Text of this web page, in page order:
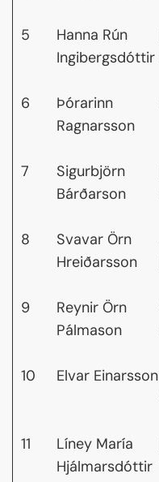
5
Hanna Rún
Ingibergsdóttir
6
Þórarinn
Ragnarsson
7
Sigurbjörn
Bárðarson
8
Svavar Örn
Hreiðarsson
9
Reynir Örn
Pálmason
10 Elvar Einarsson
11
Líney María
Hjálmarsdóttir